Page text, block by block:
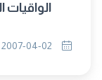
الواقيات